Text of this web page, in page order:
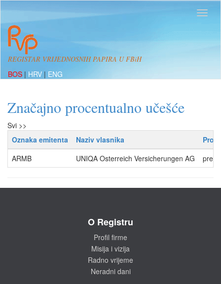
REGISTAR VRIJEDNOSNIH PAPIRA U FBiH
BOS | HRV | ENG
Značajno procentualno učešće
Svi >>
Oznaka emitenta
Naziv vlasnika
ARMB
UNIQA Osterreich Versicherungen AG
O Registru
Profil firme
Misija i vizija
Radno vrijeme
Neradni dani